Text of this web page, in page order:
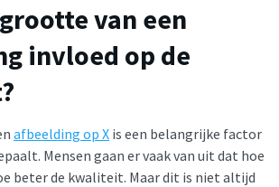
van een
invloed op de
afbeelding op X is een belangrijke factor
Mensen gaan er vaak van uit dat hoe
beter de kwaliteit. Maar dit is niet altijd